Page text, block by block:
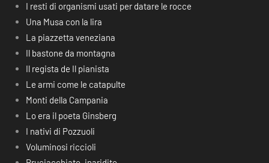
I resti di organismi usati per datare le rocce
Una Musa con la lira
La piazzetta veneziana
Il bastone da montagna
Il regista de Il pianista
Le armi come le catapulte
Monti della Campania
Lo era il poeta Ginsberg
I nativi di Pozzuoli
Voluminosi riccioli